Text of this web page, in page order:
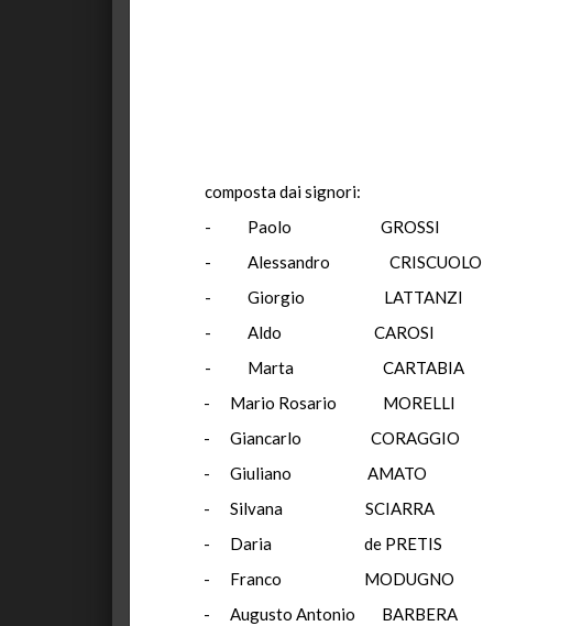
compostadai signori:
-
Paolo GROSSI
-
Alessandro CRISCUOLO
-
Giorgio LATTANZI
-
Aldo CAROSI
-
Marta CARTABIA
-
Mario Rosario MORELLI
-
Giancarlo CORAGGIO
-
Giuliano AMATO
-
Silvana SCIARRA
-
Daria de PRETIS
-
Franco MODUGNO
-
Augusto Antonio BARBERA